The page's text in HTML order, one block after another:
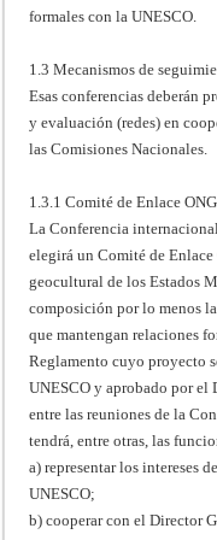
formales con la UNESCO.
1.3 Mecanismos de
Esas conferencias deberán
y evaluación (redes) en
las Comisiones Nacionales.
1.3.1 Comité de Enlace
La Conferencia
elegirá un Comité de
geocultural de los Estados
composición por lo menos
que mantengan relaciones
Reglamento cuyo proyecto
UNESCO y aprobado por el
entre las reuniones de la
tendrá, entre otras, las
a) representar los intereses
UNESCO;
b) cooperar con el Director